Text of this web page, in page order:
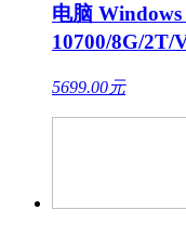
电脑
10700/8G/2T/
5699.00元